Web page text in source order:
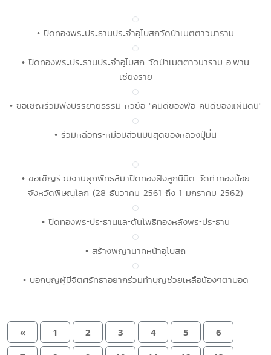
• ปิดทองพระประธานประจำอุโบสถวัดป่าเมตตาวนาราม
• ปิดทองพระประธานประจำอุโบสถ วัดป่าเมตตาวนาราม อ.พาน
เชียงราย
• ขอเชิญร่วมฟังบรรยายธรรม หัวข้อ "คนดีของพ่อ คนดีของแผ่นดิน"
• ร่วมหล่อกระหม่อมส่วนบนสุดของหลวงปู่มั่น
• ขอเชิญร่วมงานผูกพัทธสีมาปิดทองฝังลูกนิมิต วัดท่าทองน้อย
จังหวัดพิษณุโลก (28 ธันวาคม 2561 ถึง 1 มกราคม 2562)
• ปิดทองพระประธานและต้นโพธิ์ทองหลังพระประธาน
• สร้างพญานาคหน้าอุโบสถ
• บอกบุญผู้มีจิตศรัทธาอยากร่วมทำบุญช่วยเหลือน้องๆตาบอด
« 1 2 3 4 5 6